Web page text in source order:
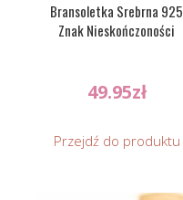
Bransoletka Srebrna 925
Znak Nieskończoności
49.95zł
Przejdź do produktu